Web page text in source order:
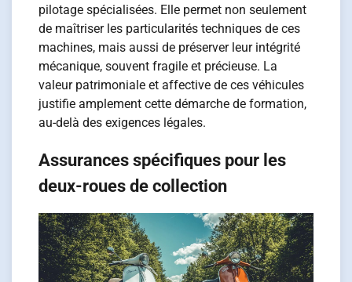
pilotage spécialisées. Elle permet non seulement
de maîtriser les particularités techniques de ces
machines, mais aussi de préserver leur intégrité
mécanique, souvent fragile et précieuse. La
valeur patrimoniale et affective de ces véhicules
justifie amplement cette démarche de formation,
au-delà des exigences légales.
Assurances spécifiques pour les
deux-roues de collection